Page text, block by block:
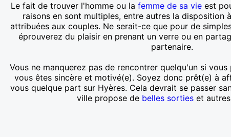
Le fait de trouver l'homme ou la femme de sa vieest
raisons en sont multiples, entre autres la disposition
attribuées aux couples. Ne serait-ce que pour de
éprouverez du plaisir en prenant un verre ou en
partenaire.
Vous ne manquerez pas de rencontrer quelqu'un si
vous êtes sincère et motivé(e). Soyez donc prêt(e) à
vous quelque part sur Hyères. Cela devrait se passer
ville propose de belles sortieset